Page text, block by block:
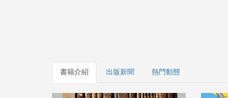
書籍介紹 出版新聞 熱門動態